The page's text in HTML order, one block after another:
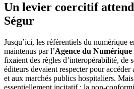
Un levier coercitif
Ségur
Jusqu’ici, les référentiels du numérique
maintenus par l’Agence du Numérique
fixaient des règles d’interopérabilité, de
éditeurs devaient respecter pour
et aux marchés publics hospitaliers.
essentiellement incitatif : la non-